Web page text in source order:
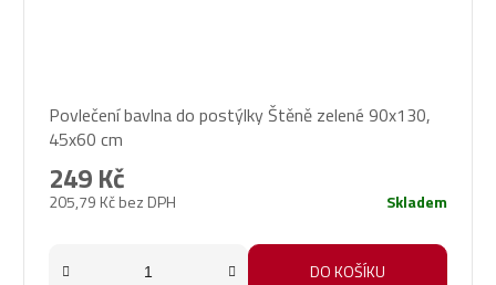
Povlečení bavlna do postýlky Štěně zelené 90x130,
45x60 cm
205,79 Kč bez DPH
249 Kč
Skladem
DO KOŠÍKU